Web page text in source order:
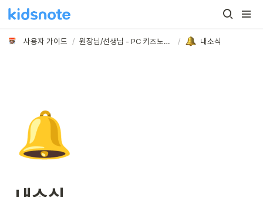
사용자 가이드 / 원장님/선생님 - PC 키즈노트 메뉴 활용하기 / 내소식
🔔